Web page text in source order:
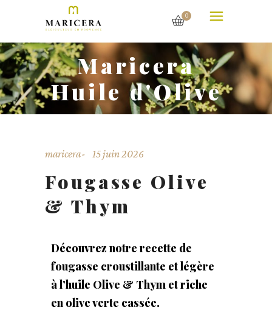
0
Maricera
Huile d'Olive
maricera 15 juin 2026
Fougasse Olive
& Thym
Découvrez notre recette de
fougasse croustillante et légère
à l’huile Olive & Thym et riche
en olive verte cassée.